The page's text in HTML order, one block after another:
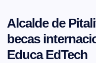
Alcalde de
becas
Educa EdTech